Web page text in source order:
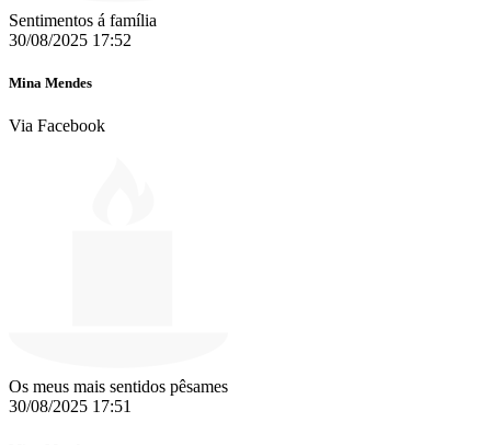
Sentimentos á família
30/08/2025 17:52
Mina Mendes
Via Facebook
Os meus mais sentidos pêsames
30/08/2025 17:51